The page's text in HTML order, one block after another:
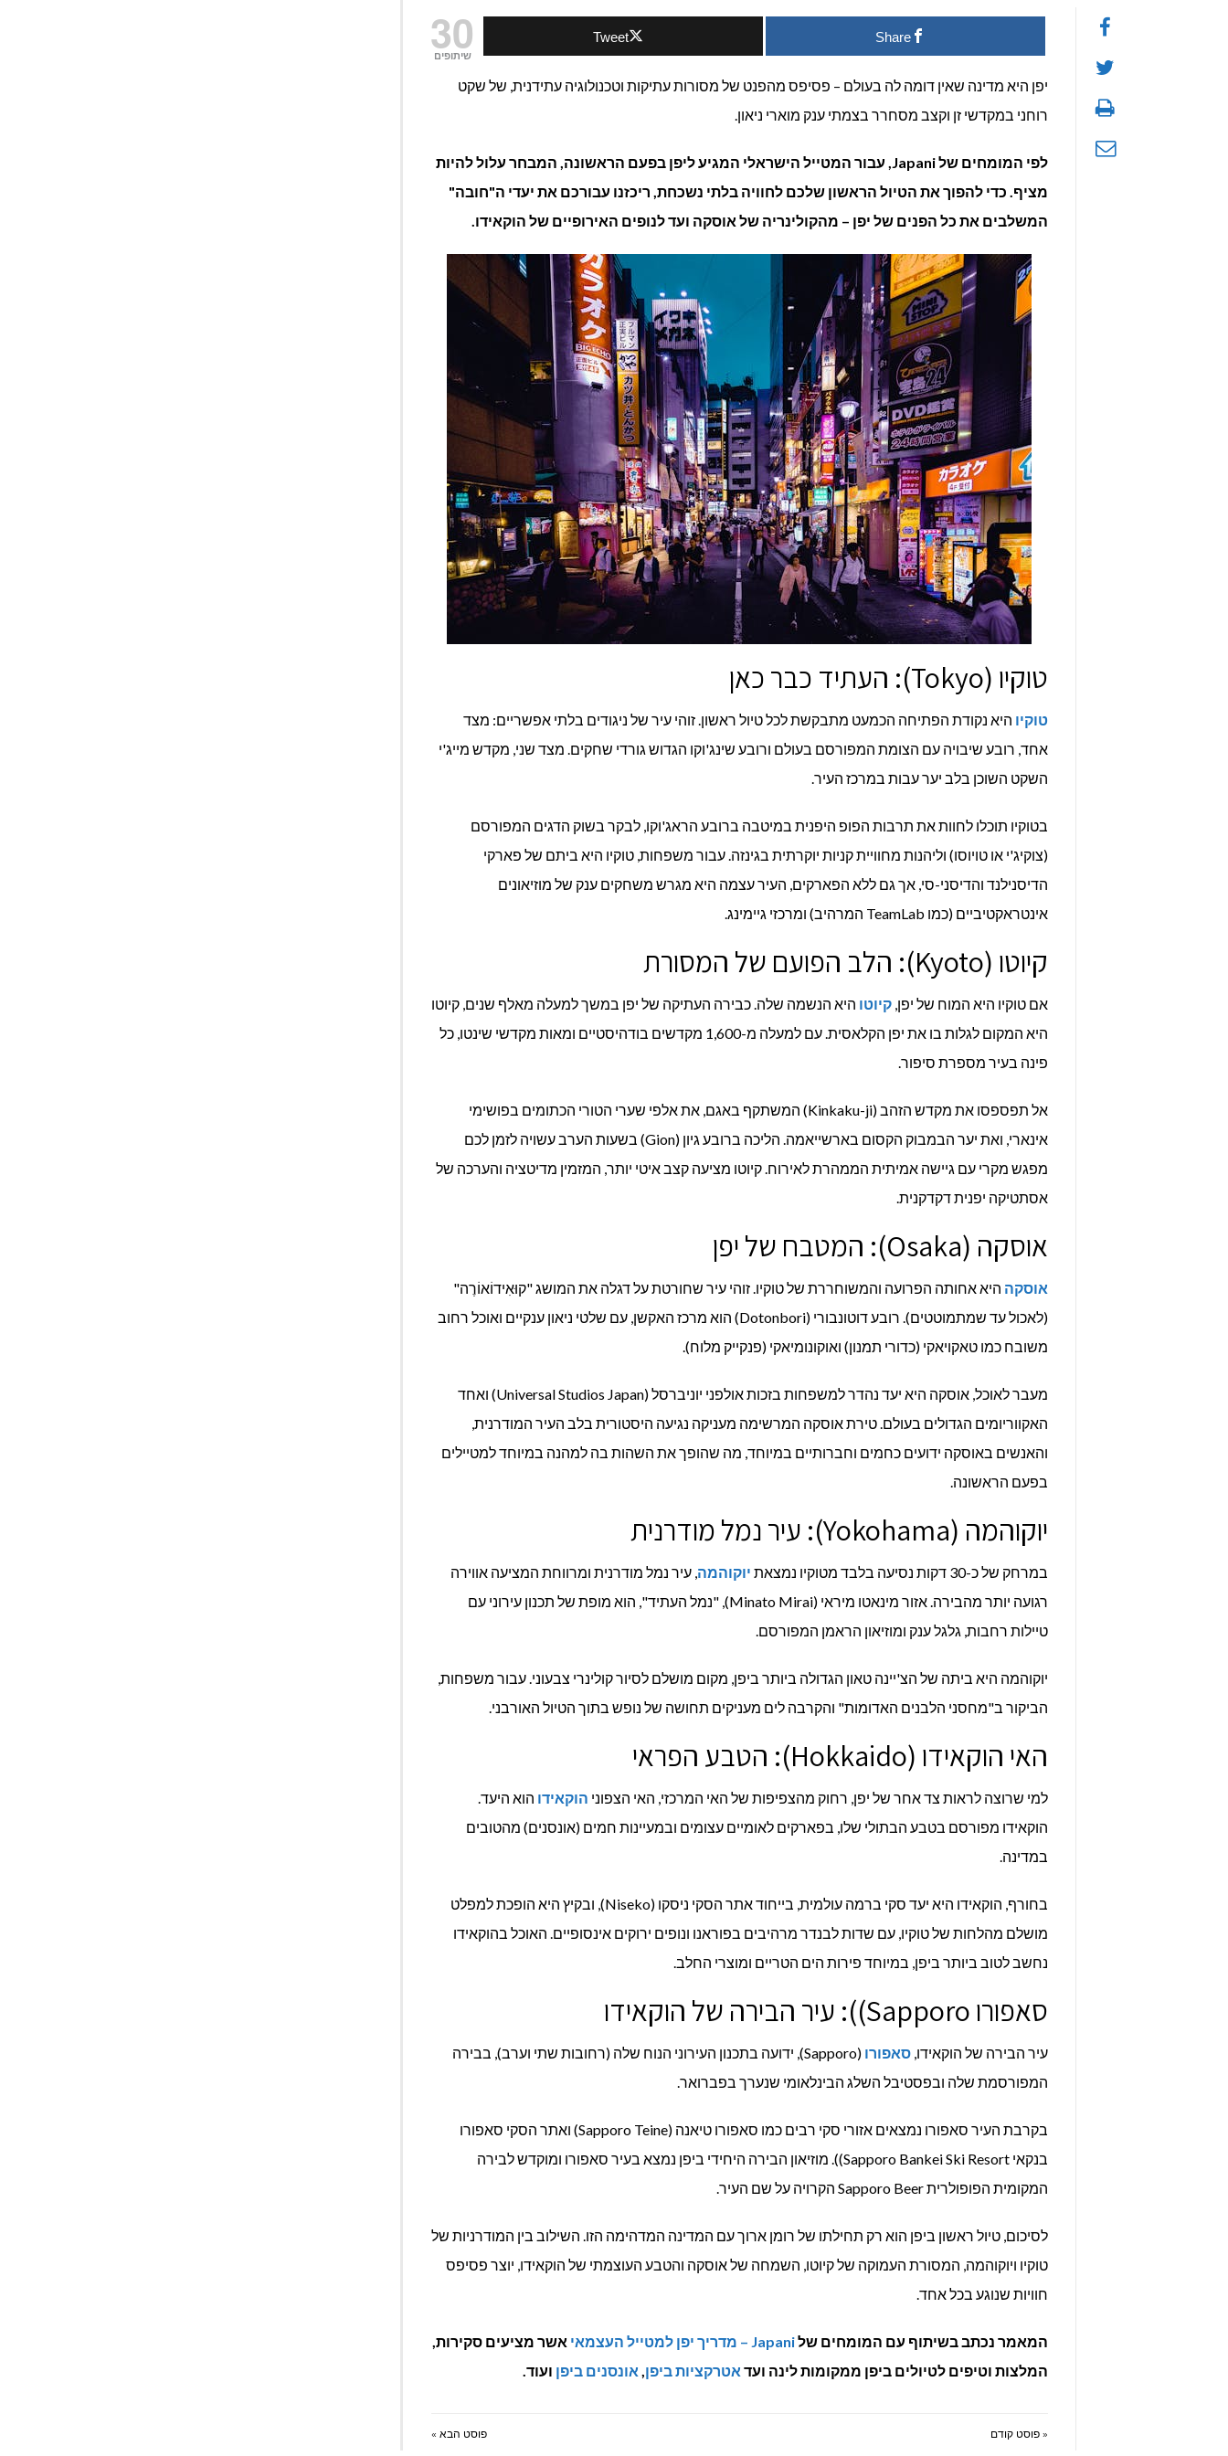
ביפן:
6
יעדים
הראשון
30
שיתופים
Share
Tweet
יפן היא מדינה שאין דומה לה בעולם – פסיפס מהפנט של מסורות עתיקות וטכנולוגיה עתידנית, של שקט
רוחני במקדשי זן וקצב מסחרר בצמתי ענק מוארי ניאון.
לפי המומחים של Japani, עבור המטייל הישראלי המגיע ליפן בפעם הראשונה, המבחר עלול להיות
מציף. כדי להפוך את הטיול הראשון שלכם לחוויה בלתי נשכחת, ריכזנו עבורכם את יעדי ה"חובה"
המשלבים את כל הפנים של יפן – מהקולינריה של אוסקה ועד לנופים האירופיים של הוקאידו.
טוקיו (Tokyo): העתיד כבר כאן
טוקיו היא נקודת הפתיחה הכמעט מתבקשת לכל טיול ראשון. זוהי עיר של ניגודים בלתי אפשריים: מצד
אחד, רובע שיבויה עם הצומת המפורסם בעולם ורובע שינג'וקו הגדוש גורדי שחקים. מצד שני, מקדש מייג'י
השקט השוכן בלב יער עבות במרכז העיר.
בטוקיו תוכלו לחוות את תרבות הפופ היפנית במיטבה ברובע הראג'וקו, לבקר בשוק הדגים המפורסם
(צוקיג'י או טויוסו) וליהנות מחוויית קניות יוקרתית בגינזה. עבור משפחות, טוקיו היא ביתם של פארקי
הדיסנילנד והדיסני-סי, אך גם ללא הפארקים, העיר עצמה היא מגרש משחקים ענק של מוזיאונים
אינטראקטיביים (כמו TeamLab המרהיב) ומרכזי גיימינג.
קיוטו (Kyoto): הלב הפועם של המסורת
אם טוקיו היא המוח של יפן,קיוטו היא הנשמה שלה. כבירה העתיקה של יפן במשך למעלה מאלף שנים, קיוטו
היא המקום לגלות בו את יפן הקלאסית. עם למעלה מ-1,600 מקדשים בודהיסטיים ומאות מקדשי שינטו, כל
פינה בעיר מספרת סיפור.
אל תפספסו את מקדש הזהב (Kinkaku-ji) המשתקף באגם, את אלפי שערי הטורי הכתומים בפושימי
אינארי, ואת יער הבמבוק הקסום בארשייאמה. הליכה ברובע גיון (Gion) בשעות הערב עשויה לזמן לכם
מפגש מקרי עם גיישה אמיתית הממהרת לאירוח. קיוטו מציעה קצב איטי יותר, המזמין מדיטציה והערכה של
אסתטיקה יפנית דקדקנית.
אוסקה (Osaka): המטבח של יפן
אוסקה היא אחותה הפרועה והמשוחררת של טוקיו. זוהי עיר שחורטת על דגלה את המושג "קוּאִידוֹאוֹרֶה"
(לאכול עד שמתמוטטים). רובע דוטונבורי (Dotonbori) הוא מרכז האקשן, עם שלטי ניאון ענקיים ואוכל רחוב
משובח כמו טאקויאקי (כדורי תמנון) ואוקונומיאקי (פנקייק מלוח).
מעבר לאוכל, אוסקה היא יעד נהדר למשפחות בזכות אולפני יוניברסל (Universal Studios Japan) ואחד
האקווריומים הגדולים בעולם. טירת אוסקה המרשימה מעניקה נגיעה היסטורית בלב העיר המודרנית,
והאנשים באוסקה ידועים כחמים וחברותיים במיוחד, מה שהופך את השהות בה למהנה במיוחד למטיילים
בפעם הראשונה.
יוקוהמה (Yokohama): עיר נמל מודרנית
במרחק של כ-30 דקות נסיעה בלבד מטוקיו נמצאת יוקוהמה, עיר נמל מודרנית ומרווחת המציעה אווירה
רגועה יותר מהבירה. אזור מינאטו מיראי (Minato Mirai), "נמל העתיד", הוא מופת של תכנון עירוני עם
טיילות רחבות, גלגל ענק ומוזיאון הראמן המפורסם.
יוקוהמה היא ביתה של הצ'יינה טאון הגדולה ביותר ביפן, מקום מושלם לסיור קולינרי צבעוני. עבור משפחות,
הביקור ב"מחסני הלבנים האדומות" והקרבה לים מעניקים תחושה של נופש בתוך הטיול האורבני.
האי הוקאידו (Hokkaido): הטבע הפראי
למי שרוצה לראות צד אחר של יפן, רחוק מהצפיפות של האי המרכזי, האי הצפוני הוקאידו הוא היעד.
הוקאידו מפורסם בטבע הבתולי שלו, בפארקים לאומיים עצומים ובמעיינות חמים (אונסנים) מהטובים
במדינה.
בחורף, הוקאידו היא יעד סקי ברמה עולמית, בייחוד אתר הסקי ניסקו (Niseko), ובקיץ היא הופכת למפלט
מושלם מהלחות של טוקיו, עם שדות לבנדר מרהיבים בפוראנו ונופים ירוקים אינסופיים. האוכל בהוקאידו
נחשב לטוב ביותר ביפן, במיוחד פירות הים הטריים ומוצרי החלב.
סאפורו Sapporo)): עיר הבירה של הוקאידו
עיר הבירה של הוקאידו,סאפורו
(Sapporo), ידועה בתכנון העירוני הנוח שלה (רחובות שתי וערב), בבירה
המפורסמת שלה ובפסטיבל השלג הבינלאומי שנערך בפברואר.
בקרבת העיר סאפורו נמצאים אזורי סקי רבים כמו סאפורו טיאנה (Sapporo Teine) ואתר הסקי סאפורו
בנקאי Sapporo Bankei Ski Resort)). מוזיאון הבירה היחידי ביפן נמצא בעיר סאפורו ומוקדש לבירה
המקומית הפופולרית Sapporo Beer הקרויה על שם העיר.
לסיכום, טיול ראשון ביפן הוא רק תחילתו של רומן ארוך עם המדינה המדהימה הזו. השילוב בין המודרניות של
טוקיו ויוקוהמה, המסורת העמוקה של קיוטו, השמחה של אוסקה והטבע העוצמתי של הוקאידו, יוצר פסיפס
חוויות שנוגע בכל אחד.
המאמר נכתב בשיתוף עם המומחים שלJapani – מדריך יפן למטייל העצמאי
אשר מציעים סקירות,
המלצות וטיפים לטיולים ביפן ממקומות לינה ועד אטרקציות ביפן, אונסנים ביפן ועוד.
« פוסט קודם פוסט הבא »